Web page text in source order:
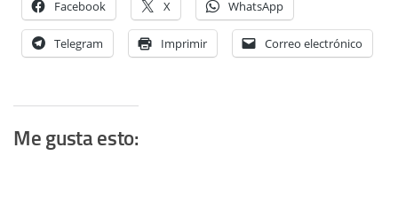
Facebook X WhatsApp
Telegram Imprimir Correo electrónico
Me gusta esto: